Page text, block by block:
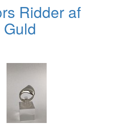
Ridder af